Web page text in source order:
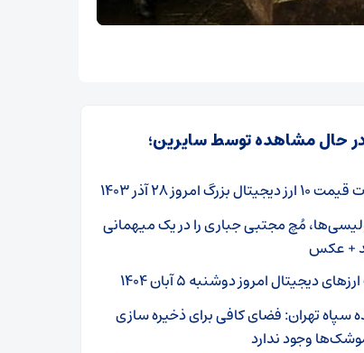
حال مشاهده توسط سایرین؛
بزرگ امروز ۲۸ آذر ۱۴۰۳
مُچ مجتبی جباری را در یک میهمانی
+ عکس
دیجیتال امروز دوشنبه ۵ آبان ۱۴۰۴
سپاه تهران: فضای کافی برای ذخیره سازی
وجود ندارد